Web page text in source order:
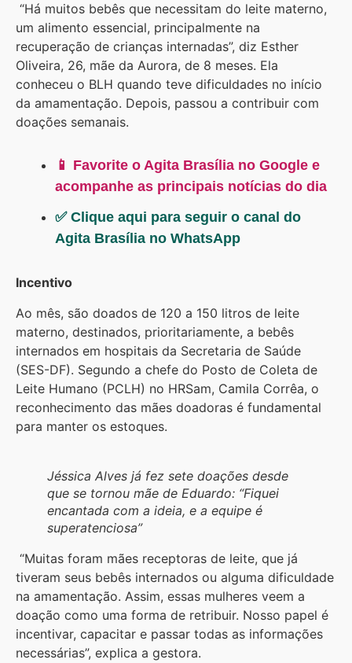
“Há muitos bebês que necessitam do leite materno,
um alimento essencial, principalmente na
recuperação de crianças internadas”, diz Esther
Oliveira, 26, mãe da Aurora, de 8 meses. Ela
conheceu o BLH quando teve dificuldades no início
da amamentação. Depois, passou a contribuir com
doações semanais.
📱 Favorite o Agita Brasília no Google e
acompanhe as principais notícias do dia
✅ Clique aqui para seguir o canal do
Agita Brasília no WhatsApp
Incentivo
Ao mês, são doados de 120 a 150 litros de leite
materno, destinados, prioritariamente, a bebês
internados em hospitais da Secretaria de Saúde
(SES-DF). Segundo a chefe do Posto de Coleta de
Leite Humano (PCLH) no HRSam, Camila Corrêa, o
reconhecimento das mães doadoras é fundamental
para manter os estoques.
Jéssica Alves já fez sete doações desde
que se tornou mãe de Eduardo: “Fiquei
encantada com a ideia, e a equipe é
superatenciosa”
“Muitas foram mães receptoras de leite, que já
tiveram seus bebês internados ou alguma dificuldade
na amamentação. Assim, essas mulheres veem a
doação como uma forma de retribuir. Nosso papel é
incentivar, capacitar e passar todas as informações
necessárias”, explica a gestora.